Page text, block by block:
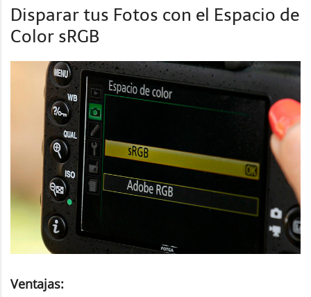
Disparar tus Fotos con el Espacio de
Color sRGB
Ventajas: